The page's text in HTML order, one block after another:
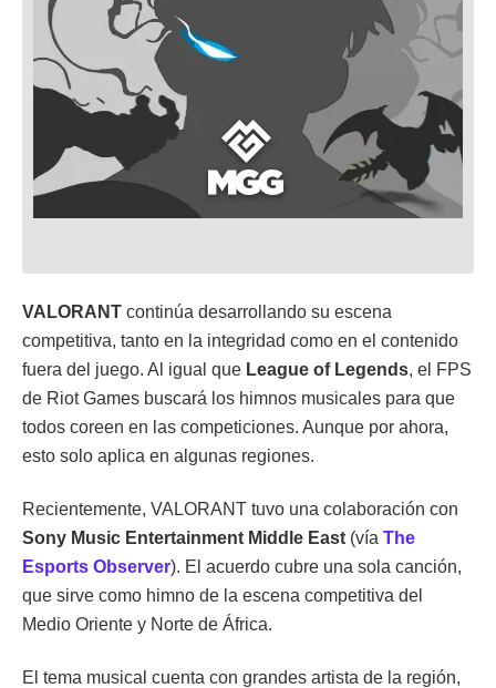
VALORANT continúa desarrollando su escena
competitiva, tanto en la integridad como en el contenido
fuera del juego. Al igual que League of Legends, el FPS
de Riot Games buscará los himnos musicales para que
todos coreen en las competiciones. Aunque por ahora,
esto solo aplica en algunas regiones.
Recientemente, VALORANT tuvo una colaboración con
Sony Music Entertainment Middle East (vía The
Esports Observer). El acuerdo cubre una sola canción,
que sirve como himno de la escena competitiva del
Medio Oriente y Norte de África.
El tema musical cuenta con grandes artista de la región,